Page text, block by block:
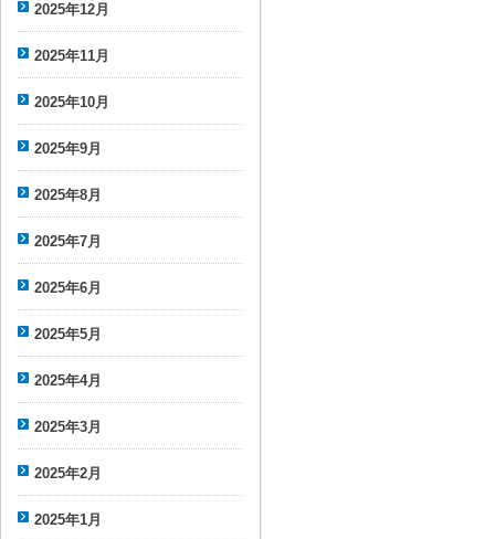
2025年12月
2025年11月
2025年10月
2025年9月
2025年8月
2025年7月
2025年6月
2025年5月
2025年4月
2025年3月
2025年2月
2025年1月